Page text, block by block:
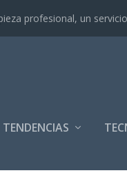
profesional, un
TENDENCIAS